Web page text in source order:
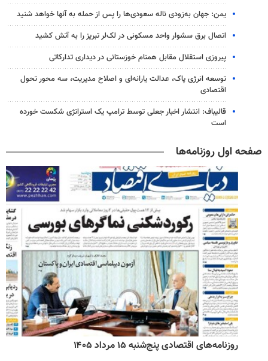
یمن: جهان به‌زودی ناله سعودی‌ها را پس از حمله به آنها خواهد شنید
اتصال برق سشوار واحد مسکونی در لک‌لر تبریز را به آتش کشید
پیروزی استقلال مقابل همنام خوزستانی در دیداری تدارکاتی
توسعه انرژی پاک، عدالت یارانه‌ای و اصلاح مدیریت، سه محور تحول
اقتصادی
قالیباف: انتشار اخبار جعلی توسط ترامپ یک استراتژی شکست خورده
است
صفحه اول روزنامه‌ها
روزنامه‌های اقتصادی پنج‌شنبه ۱۵ مرداد ۱۴۰۵